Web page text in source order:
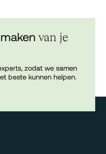
van je
zodat we samen
beste kunnen helpen.